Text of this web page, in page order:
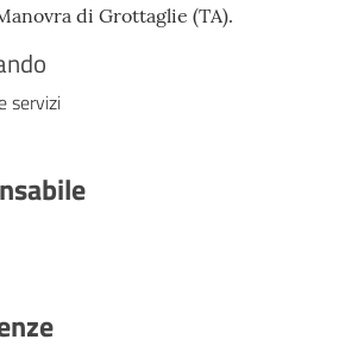
di Grottaglie (TA).
servizi